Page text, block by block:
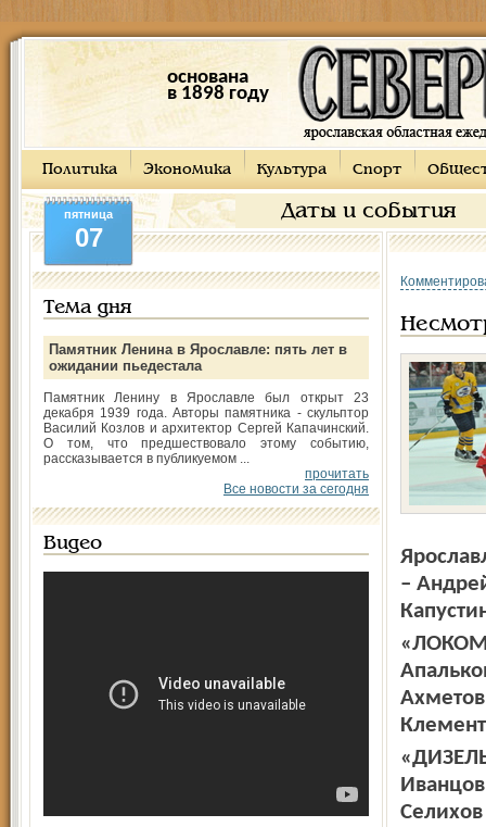
основана
в 1898 году
Политика Экономика Культура Спорт
Даты и события
пятница
07
Тема дня
Памятник Ленина в Ярославле: пять лет в
ожидании пьедестала
Памятник Ленину в Ярославле был открыт 23
декабря 1939 года. Авторы памятника - скульптор
Василий Козлов и архитектор Сергей Капачинский.
О том, что предшествовало этому событию,
рассказывается в публикуемом ...
прочитать
Все новости за сегодня
Видео
–
Селихов